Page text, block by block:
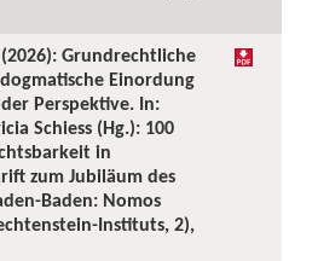
Grundrechtliche
Einordung
Perspektive. In:
Schiess (Hg.): 100
in
zum Jubiläum des
Baden: Nomos
Instituts, 2),